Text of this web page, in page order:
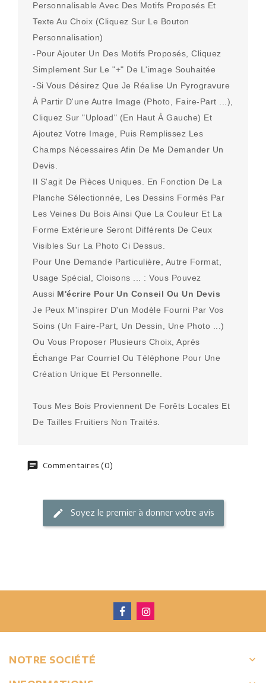
Personnalisable Avec Des Motifs Proposés Et
Texte Au Choix (cliquez Sur Le Bouton
Personnalisation)
-Pour Ajouter Un Des Motifs Proposés, Cliquez
Simplement Sur Le "+" De L'image Souhaitée
-Si Vous Désirez Que Je Réalise Un Pyrogravure
À Partir D'une Autre Image (photo, Faire-Part ...),
Cliquez Sur "upload" (en Haut À Gauche) Et
Ajoutez Votre Image, Puis Remplissez Les
Champs Nécessaires Afin De Me Demander Un
Devis.
Il S'agit De Pièces Uniques. En Fonction De La
Planche Sélectionnée, Les Dessins Formés Par
Les Veines Du Bois Ainsi Que La Couleur Et La
Forme Extérieure Seront Différents De Ceux
Visibles Sur La Photo Ci Dessus.
Pour Une Demande Particulière, Autre Format,
Usage Spécial, Cloisons ... : Vous Pouvez
Aussi M'écrire Pour Un Conseil Ou Un Devis
Je Peux M'inspirer D'un Modèle Fourni Par Vos
Soins (un Faire-Part, Un Dessin, Une Photo ...)
Ou Vous Proposer Plusieurs Choix, Après
Échange Par Courriel Ou Téléphone Pour Une
Création Unique Et Personnelle.
Tous Mes Bois Proviennent De Forêts Locales Et
De Tailles Fruitiers Non Traités.
Commentaires (0)
Soyez le premier à donner votre avis
NOTRE SOCIÉTÉ keyboard_arrow_down